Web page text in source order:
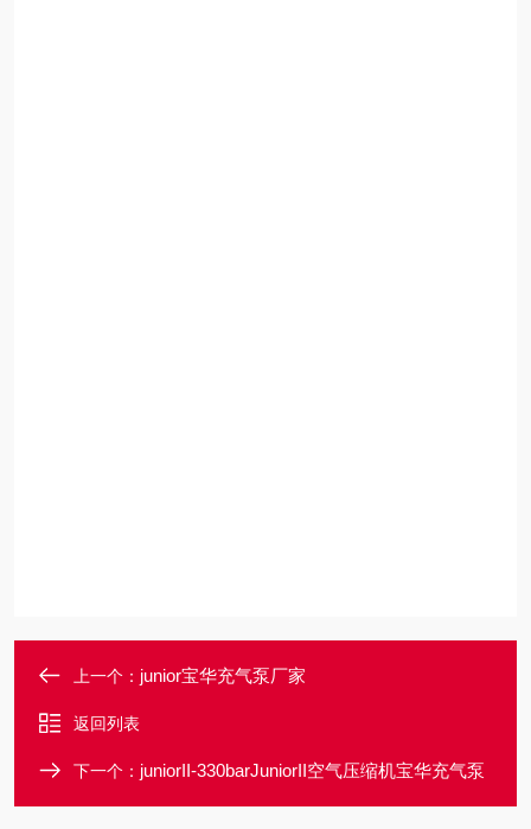
上一个： junior宝华充气泵厂家
返回列表
下一个： juniorII-330barJuniorII空气压缩机宝华充气泵